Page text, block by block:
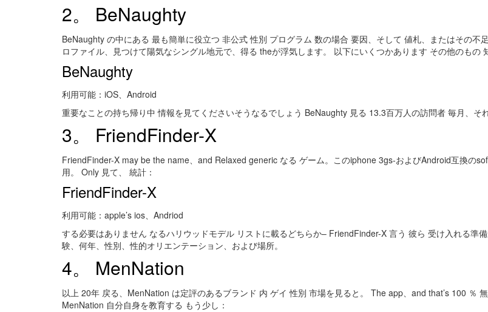
2。 BeNaughty
BeNaughty の中にある 最も簡単に役立つ 非公式 性別 プログラム 数の場合 要因、そして 値札、またはその
ロファイル、見つけて陽気なシングル地元で、得る theが浮気します。 以下にいくつかあります その他のもの
BeNaughty
利用可能：iOS、Android
重要なことの持ち帰り中 情報を見てくださいそうなるでしょう BeNaughty 見る 13.3百万人の訪問者 毎月、そ
3。 FriendFinder-X
FriendFinder-X may be the name、and Relaxed generic なる ゲーム。このiphone 3gs-およびAndroid互換の
用。 Only 見て、 統計：
FriendFinder-X
利用可能：apple’s ios、Andriod
する必要はありません なるハリウッドモデル リストに載るどちらか– FriendFinder-X 言う 彼ら 受け入れる準
験、何年、性別、性的オリエンテーション、および場所。
4。 MenNation
以上 20年 戻る、MenNation は定評のあるブランド 内 ゲイ 性別 市場を見ると。 The app、and that’s 100 ％
MenNation 自分自身を教育する もう少し：